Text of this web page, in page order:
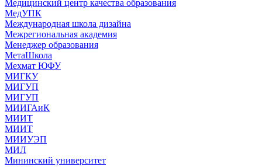
Медицинский центр качества образования
МедУПК
Международная школа дизайна
Межрегиональная академия
Менеджер образования
МетаШкола
Мехмат ЮФУ
МИГКУ
МИГУП
МИГУП
МИИГАиК
МИИТ
МИИТ
МИИУЭП
МИЛ
Мининский университет